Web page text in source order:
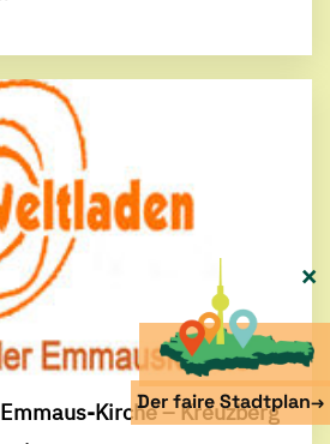
Kirche – Kreuzberg
×
Der faire Stadtplan→